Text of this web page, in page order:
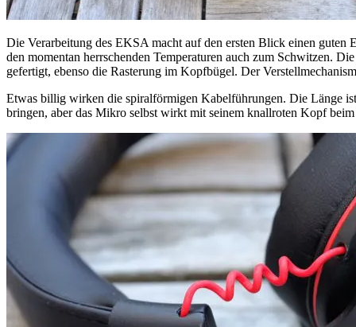
Die Verarbeitung des EKSA macht auf den ersten Blick einen guten
den momentan herrschenden Temperaturen auch zum Schwitzen.
gefertigt, ebenso die Rasterung im Kopfbügel. Der
Etwas billig wirken die spiralförmigen Kabelführungen. Die Länge
bringen, aber das Mikro selbst wirkt mit seinem knallroten Kopf